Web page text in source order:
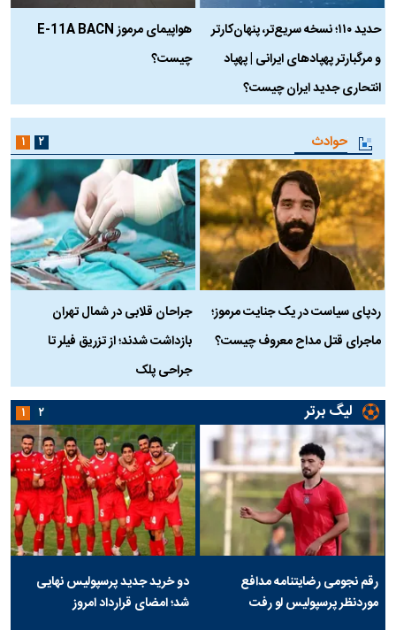
حدید ۱۱۰؛ نسخه سریع‌تر، پنهان‌کارتر
و مرگبارتر پهپادهای ایرانی | پهپاد
انتحاری جدید ایران چیست؟
هواپیمای مرموز E-11A BACN
چیست؟
حوادث
ردپای سیاست در یک جنایت مرموز؛
ماجرای قتل مداح معروف چیست؟
جراحان قلابی در شمال تهران
بازداشت شدند؛ از تزریق فیلر تا
جراحی پلک
۱ ۲
لیگ برتر
رقم نجومی رضایتنامه مدافع
موردنظر پرسپولیس لو رفت
دو خرید جدید پرسپولیس نهایی
شد؛ امضای قرارداد امروز
۱ ۲